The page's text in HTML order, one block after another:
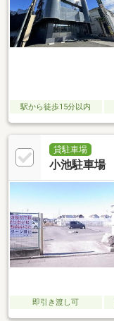
駅から徒歩15分以内
貸駐車場
小池駐車場
即引き渡し可